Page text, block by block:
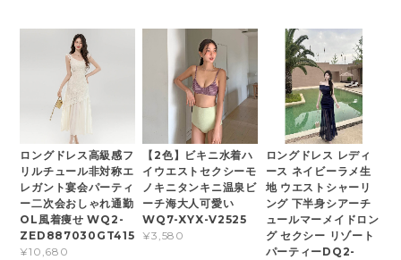
ロングドレス高級感フ
リルチュール非対称エ
レガント宴会パーティ
ー二次会おしゃれ通勤
OL風着痩せ WQ2-
ZED887030GT415
¥10,680
【2色】ビキニ水着ハ
イウエストセクシーモ
ノキニタンキニ温泉ビ
ーチ海大人可愛い
WQ7-XYX-V2525
¥3,580
ロングドレス レディ
ース ネイビーラメ生
地 ウエストシャーリ
ング 下半身シアーチ
ュールマーメイドロン
グ セクシー リゾート
パーティーDQ2-